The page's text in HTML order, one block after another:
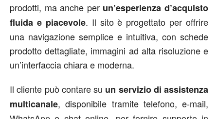
prodotti, ma anche per un’esperienza d’acquisto
fluida e piacevole. Il sito è progettato per offrire
una navigazione semplice e intuitiva, con schede
prodotto dettagliate, immagini ad alta risoluzione e
un’interfaccia chiara e moderna.
Il cliente può contare su un servizio di assistenza
multicanale, disponibile tramite telefono, e-mail,